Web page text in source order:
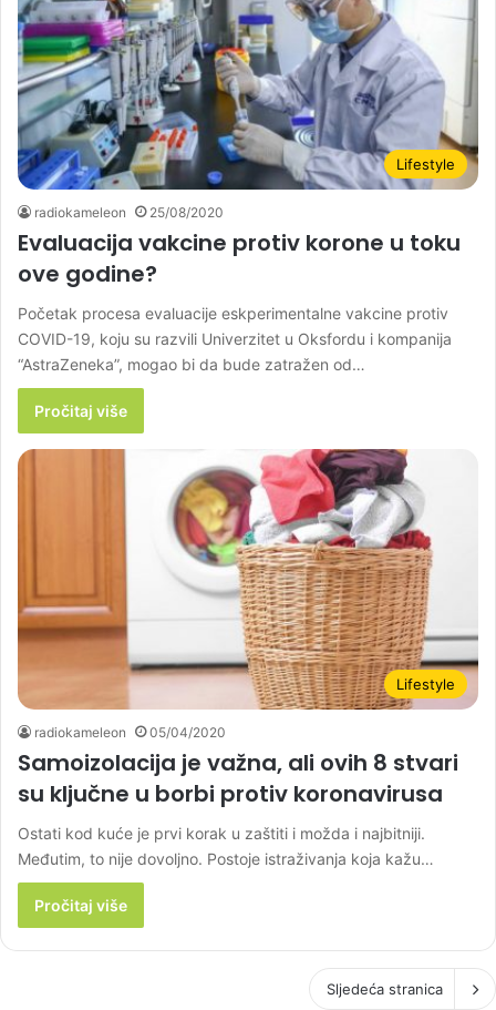
Lifestyle
radiokameleon 25/08/2020
Evaluacija vakcine protiv korone u toku
ove godine?
Početak procesa evaluacije eskperimentalne vakcine protiv
COVID-19, koju su razvili Univerzitet u Oksfordu i kompanija
“AstraZeneka”, mogao bi da bude zatražen od…
Pročitaj više
Lifestyle
radiokameleon 05/04/2020
Samoizolacija je važna, ali ovih 8 stvari
su ključne u borbi protiv koronavirusa
Ostati kod kuće je prvi korak u zaštiti i možda i najbitniji.
Međutim, to nije dovoljno. Postoje istraživanja koja kažu…
Pročitaj više
Sljedeća stranica